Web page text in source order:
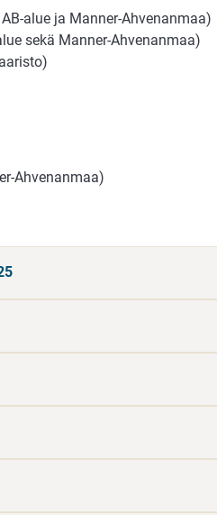
alue ja Manner-Ahvenanmaa)
sekä Manner-Ahvenanmaa)
Ahvenanmaa)